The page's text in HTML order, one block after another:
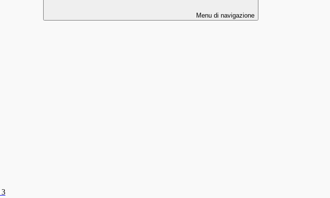
Menu di navigazione
3